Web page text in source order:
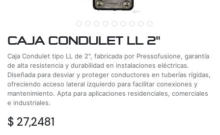
CAJA CONDULET LL 2"
Caja Condulet tipo LL de 2", fabricada por Pressofusione, garantía
de alta resistencia y durabilidad en instalaciones eléctricas.
Diseñada para desviar y proteger conductores en tuberías rígidas,
ofreciendo acceso lateral izquierdo para facilitar conexiones y
mantenimiento. Apta para aplicaciones residenciales, comerciales
e industriales.
$ 27,2481